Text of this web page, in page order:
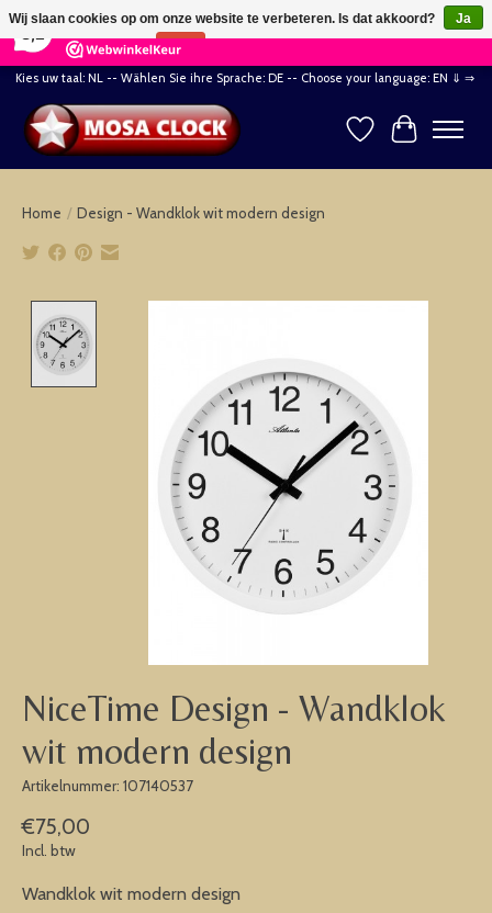
164 Reviews ×
Kies uw taal: NL -- Wählen Sie ihre Sprache: DE -- Choose your language: EN ⇓ ⇒
Verlanglijst
Home / Design - Wandklok wit modern design
NiceTime Design - Wandklok
wit modern design
Artikelnummer: 107140537
€75,00
Incl. btw
Wandklok wit modern design
Wij slaan cookies op om onze website te verbeteren. Is dat akkoord?
Ja
Nee